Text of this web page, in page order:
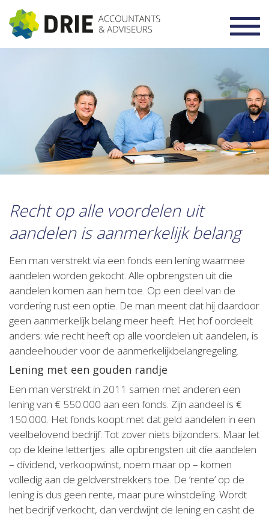
Recht op alle voordelen uit
aandelen is aanmerkelijk belang
Een man verstrekt via een fonds een lening waarmee
aandelen worden gekocht. Alle opbrengsten uit die
aandelen komen aan hem toe. Op een deel van de
vordering rust een optie. De man meent dat hij daardoor
geen aanmerkelijk belang meer heeft. Het hof oordeelt
anders: wie recht heeft op alle voordelen uit aandelen, is
aandeelhouder voor de aanmerkelijkbelangregeling.
Lening met een gouden randje
Een man verstrekt in 2011 samen met anderen een
lening van € 550.000 aan een fonds. Zijn aandeel is €
150.000. Het fonds koopt met dat geld aandelen in een
veelbelovend bedrijf. Tot zover niets bijzonders. Maar let
op de kleine lettertjes: alle opbrengsten uit die aandelen
– dividend, verkoopwinst, noem maar op – komen
volledig aan de geldverstrekkers toe. De ‘rente’ op de
lening is dus geen rente, maar pure winstdeling. Wordt
het bedrijf verkocht, dan verdwijnt de lening en casht de